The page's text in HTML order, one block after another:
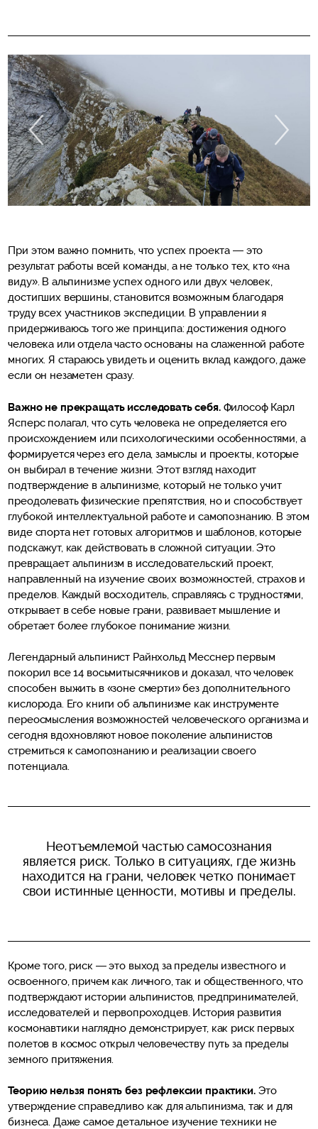
Загрузка...
При этом важно помнить, что успех проекта — это
результат работы всей команды, а не только тех, кто «на
виду». В альпинизме успех одного или двух человек,
достигших вершины, становится возможным благодаря
труду всех участников экспедиции. В управлении я
придерживаюсь того же принципа: достижения одного
человека или отдела часто основаны на слаженной работе
многих. Я стараюсь увидеть и оценить вклад каждого, даже
если он незаметен сразу.
Важно не прекращать исследовать себя. Философ Карл
Ясперс полагал, что суть человека не определяется его
происхождением или психологическими особенностями, а
формируется через его дела, замыслы и проекты, которые
он выбирал в течение жизни. Этот взгляд находит
подтверждение в альпинизме, который не только учит
преодолевать физические препятствия, но и способствует
глубокой интеллектуальной работе и самопознанию. В этом
виде спорта нет готовых алгоритмов и шаблонов, которые
подскажут, как действовать в сложной ситуации. Это
превращает альпинизм в исследовательский проект,
направленный на изучение своих возможностей, страхов и
пределов. Каждый восходитель, справляясь с трудностями,
открывает в себе новые грани, развивает мышление и
обретает более глубокое понимание жизни.
Легендарный альпинист Райнхольд Месснер первым
покорил все 14 восьмитысячников и доказал, что человек
способен выжить в «зоне смерти» без дополнительного
кислорода. Его книги об альпинизме как инструменте
переосмысления возможностей человеческого организма и
сегодня вдохновляют новое поколение альпинистов
стремиться к самопознанию и реализации своего
потенциала.
Неотъемлемой частью самосознания
является риск. Только в ситуациях, где жизнь
находится на грани, человек четко понимает
свои истинные ценности, мотивы и пределы.
Кроме того, риск — это выход за пределы известного и
освоенного, причем как личного, так и общественного, что
подтверждают истории альпинистов, предпринимателей,
исследователей и первопроходцев. История развития
космонавтики наглядно демонстрирует, как риск первых
полетов в космос открыл человечеству путь за пределы
земного притяжения.
Теорию нельзя понять без рефлексии практики. Это
утверждение справедливо как для альпинизма, так и для
бизнеса. Даже самое детальное изучение техники не